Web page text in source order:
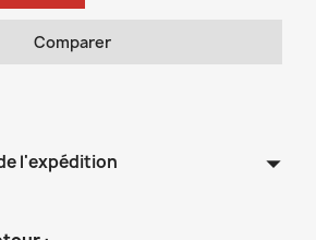
Comparer
l'expédition arrow_drop_down